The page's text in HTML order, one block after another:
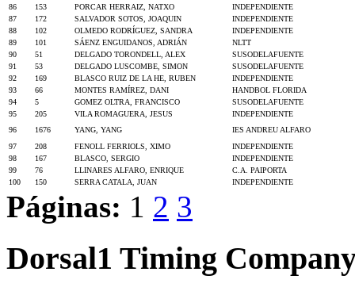
86
153 PORCAR HERRAIZ, NATXO
INDEPENDIENTE
87
172 SALVADOR SOTOS, JOAQUIN
INDEPENDIENTE
88
102 OLMEDO RODRÍGUEZ, SANDRA
INDEPENDIENTE
89
101 SÁENZ ENGUIDANOS, ADRIÁN
NLTT
90
51 DELGADO TORONDELL, ALEX
SUSODELAFUENTE
91
53 DELGADO LUSCOMBE, SIMON
SUSODELAFUENTE
92
169 BLASCO RUIZ DE LA HE, RUBEN
INDEPENDIENTE
93
66 MONTES RAMÍREZ, DANI
HANDBOL FLORIDA
94
5 GOMEZ OLTRA, FRANCISCO
SUSODELAFUENTE
95
205 VILA ROMAGUERA, JESUS
INDEPENDIENTE
96
1676 YANG, YANG
IES ANDREU ALFARO
97
208 FENOLL FERRIOLS, XIMO
INDEPENDIENTE
98
167 BLASCO, SERGIO
INDEPENDIENTE
99
76 LLINARES ALFARO, ENRIQUE
C.A. PAIPORTA
100
150 SERRA CATALA, JUAN INDEPENDIENTE
Páginas: 1 2 3
Dorsal1 Timing